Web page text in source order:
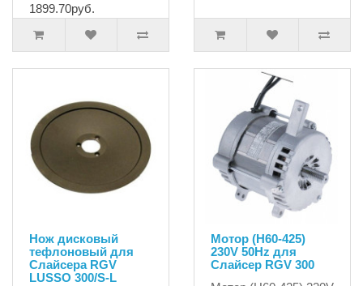
1899.70руб.
Нож дисковый
тефлоновый для
Слайсера RGV
LUSSO 300/S-L
Мотор (H60-425)
230V 50Hz для
Слайсер RGV 300